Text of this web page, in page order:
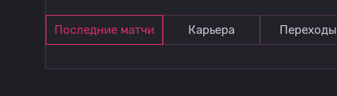
Последние матчи Карьера Переходы